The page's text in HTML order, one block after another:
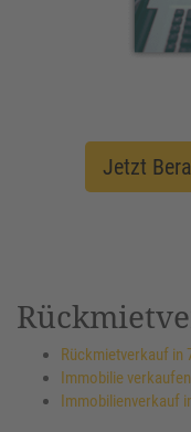
Jetzt
Rückmietverkauf in
Immobilie
Immobilienverkauf